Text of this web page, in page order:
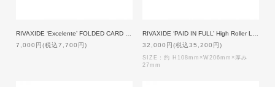
7,000円(税込7,700円)
32,000円(税込35,200円)
SIZE：約 H108mm×W206mm×厚み
27mm